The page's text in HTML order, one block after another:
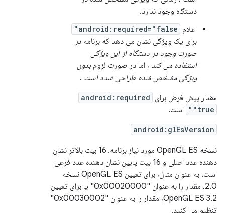
دستگاه وجود ندارد.
اعلام android:required="false"
برای یک ویژگی نشان می دهد که برنامه در
صورت وجود در دستگاه از این ویژگی
استفاده می کند ، اما در صورت لزومبدون
ویژگی مشخص شده طراحی شده است .
مقدار پیش فرض برای android:required
"true"
است.
android:glEsVersion
نسخه OpenGL ES مورد نیاز برنامه. 16 بیت بالاتر نشان
دهنده عدد اصلی و 16 بیت پایین نشان دهنده عدد فرعی
است. به عنوان مثال، برای تعیین OpenGL ES نسخه
2.0، مقدار را به عنوان "0x00020000" یا برای تعیین
OpenGL ES 3.2، مقدار را به عنوان "0x00030002"
تنظیم می کنید.